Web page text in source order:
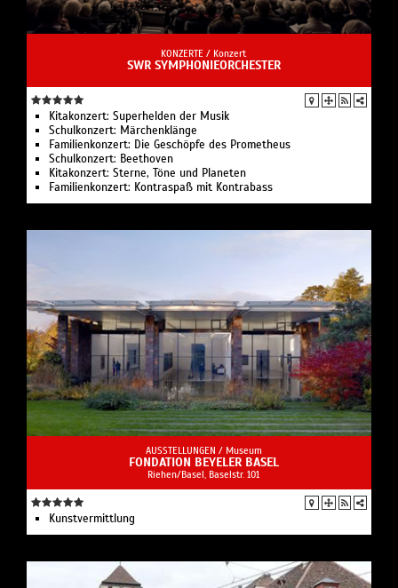
KONZERTE / Konzert
SWR SYMPHONIEORCHESTER
Kitakonzert: Superhelden der Musik
Schulkonzert: Märchenklänge
Familienkonzert: Die Geschöpfe des Prometheus
Schulkonzert: Beethoven
Kitakonzert: Sterne, Töne und Planeten
Familienkonzert: Kontraspaß mit Kontrabass
AUSSTELLUNGEN / Museum
FONDATION BEYELER BASEL
Riehen/Basel, Baselstr. 101
Kunstvermittlung